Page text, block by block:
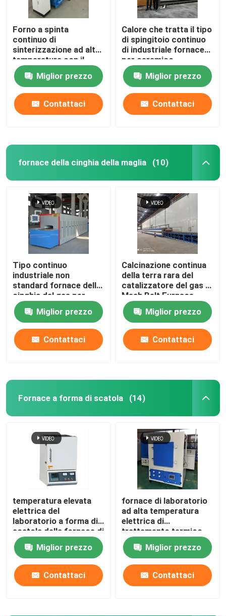
Forno a spinta
continuo di
sinterizzazione ad alta
temperatura con il
carburo di silicio Rohi
per le parti strutturali
di biossido di zirconio
dell'allumina
Miglior prezzo
Contattaci
Calore che tratta il tipo
di spingitoio continuo
di industriale fornace
per ceramico
Miglior prezzo
Contattaci
fornace della cinghia della maglia (10)
Tipo continuo
industriale non
standard fornace della
cinghia del gas per
ceramica
Miglior prezzo
Contattaci
Calcinazione continua
della terra rara del
catalizzatore del gas di
Mesh Belt Furnace
Energy Natural
Miglior prezzo
Contattaci
Fornace a forma di scatola (14)
temperatura elevata
elettrica del
laboratorio a forma di
scatola della fornace di
trattamento termico
1200C con il cavo di
resistenza
Miglior prezzo
Contattaci
fornace di laboratorio
ad alta temperatura
elettrica di
trattamento termico
1400C con il cavo di
resistenzaMiglior prezzo
Contattaci